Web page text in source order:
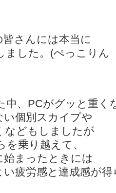
さんには本当に
ました。(ぺっこりん
中、PCがグッと重く
い個別スカイプや
などもしましたが
乗り越えて、
始まったときには
い疲労感と達成感が